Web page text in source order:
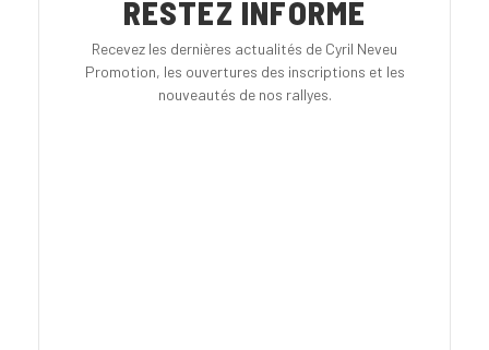
RESTEZ INFORMÉ
Recevez les dernières actualités de Cyril Neveu
Promotion, les ouvertures des inscriptions et les
nouveautés de nos rallyes.